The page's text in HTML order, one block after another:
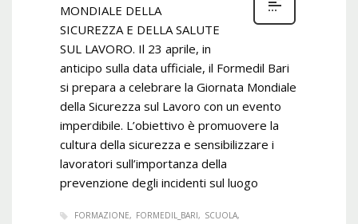
MONDIALE DELLA
SICUREZZA E DELLA SALUTE
SUL LAVORO. Il 23 aprile, in
anticipo sulla data ufficiale, il Formedil Bari
si prepara a celebrare la Giornata Mondiale
della Sicurezza sul Lavoro con un evento
imperdibile. L’obiettivo è promuovere la
cultura della sicurezza e sensibilizzare i
lavoratori sull’importanza della
prevenzione degli incidenti sul luogo
FORMAZIONE FORMEDIL_BARI SCUOLA